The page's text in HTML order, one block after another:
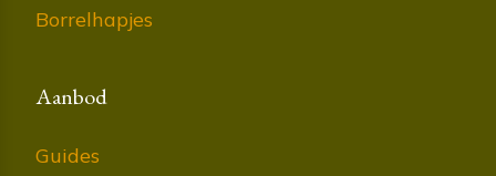
Borrelhapjes
Aanbod
Guides